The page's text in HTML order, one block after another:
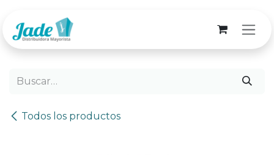
Todos los productos